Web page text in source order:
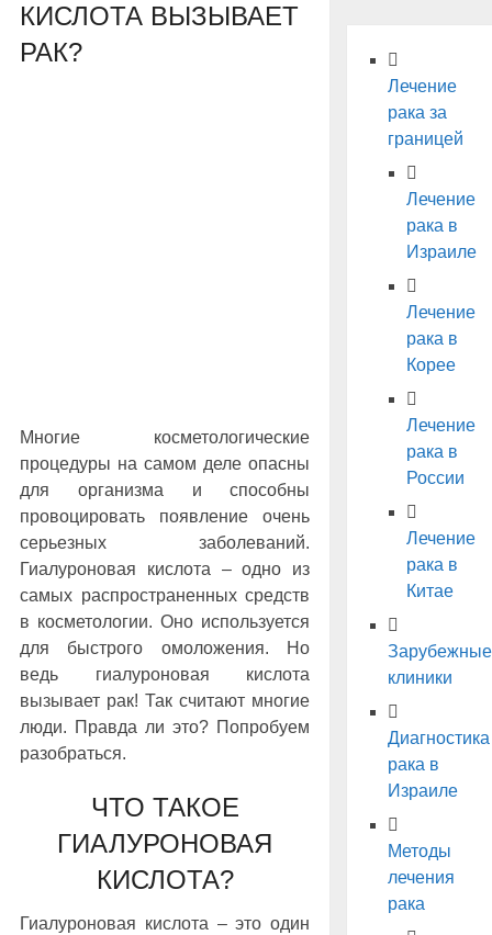
КИСЛОТА ВЫЗЫВАЕТ
РАК?
Многие косметологические
процедуры на самом деле опасны
для организма и способны
провоцировать появление очень
серьезных заболеваний.
Гиалуроновая кислота – одно из
самых распространенных средств
в косметологии. Оно используется
для быстрого омоложения. Но
ведь гиалуроновая кислота
вызывает рак! Так считают многие
люди. Правда ли это? Попробуем
разобраться.
ЧТО ТАКОЕ
ГИАЛУРОНОВАЯ
КИСЛОТА?
Гиалуроновая кислота – это один
Лечение
рака за
границей
Лечение
рака в
Израиле
Лечение
рака в
Корее
Лечение
рака в
России
Лечение
рака в
Китае
Зарубежные
клиники
Диагностика
рака в
Израиле
Методы
лечения
рака